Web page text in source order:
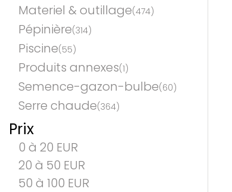
Materiel & outillage(474)
Pépinière(314)
Piscine(55)
Produits annexes(1)
Semence-gazon-bulbe(60)
Serre chaude(364)
Prix
0 à 20 EUR
20 à 50 EUR
50 à 100 EUR